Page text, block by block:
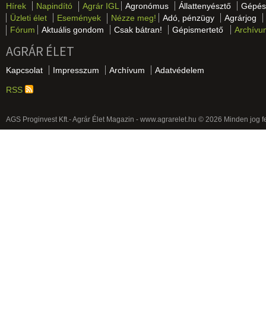
Hírek Napindító Agrár IGL Agronómus Állattenyésztő
Üzleti élet
Események Nézze meg! Adó, pénzügy
Agrárjog
Fórum
Aktuális gondom Csak bátran! Gépismertető
AGRÁR ÉLET
Kapcsolat Impresszum Archívum Adatvédelem
RSS
AGS Proginvest Kft.- Agrár Élet Magazin - www.agrarelet.hu © 2026 Minden jog